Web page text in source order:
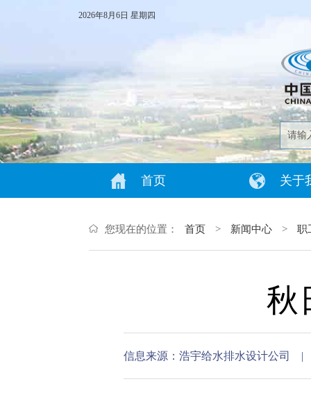
2026年8月6日 星期四
首页 关于
您现在的位置： 首页 > 新闻中心 > 职
秋
信息来源：浩宇给水排水设计公司 |